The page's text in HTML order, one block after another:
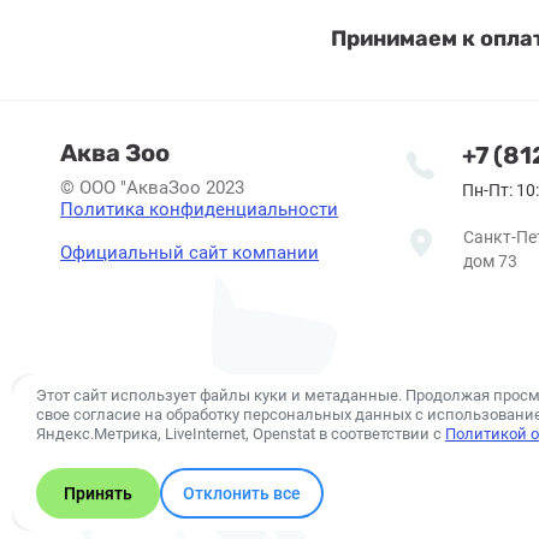
Принимаем к
Аква Зоо
© ООО "АкваЗоо 2023
Политика конфиденциальности
Официальный сайт компании
+7
Пн-Пт:
Санкт-
дом 73
Этот сайт использует файлы куки и метаданные. Продолжая
свое согласие на обработку персональных данных с
Яндекс.Метрика, LiveInternet, Openstat в соответствии с Политикой
Принять Отклонить все